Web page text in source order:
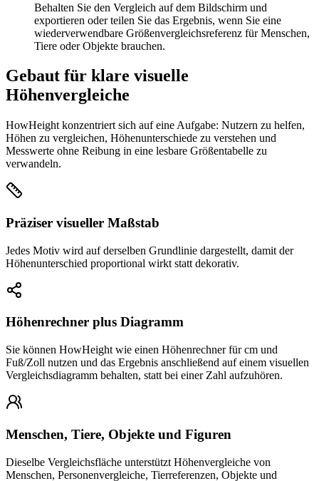
Behalten Sie den Vergleich auf dem Bildschirm und
exportieren oder teilen Sie das Ergebnis, wenn Sie eine
wiederverwendbare Größenvergleichsreferenz für Menschen,
Tiere oder Objekte brauchen.
Gebaut für klare visuelle
Höhenvergleiche
HowHeight konzentriert sich auf eine Aufgabe: Nutzern zu helfen,
Höhen zu vergleichen, Höhenunterschiede zu verstehen und
Messwerte ohne Reibung in eine lesbare Größentabelle zu
verwandeln.
Präziser visueller Maßstab
Jedes Motiv wird auf derselben Grundlinie dargestellt, damit der
Höhenunterschied proportional wirkt statt dekorativ.
Höhenrechner plus Diagramm
Sie können HowHeight wie einen Höhenrechner für cm und
Fuß/Zoll nutzen und das Ergebnis anschließend auf einem visuellen
Vergleichsdiagramm behalten, statt bei einer Zahl aufzuhören.
Menschen, Tiere, Objekte und Figuren
Dieselbe Vergleichsfläche unterstützt Höhenvergleiche von
Menschen, Personenvergleiche, Tierreferenzen, Objekte und